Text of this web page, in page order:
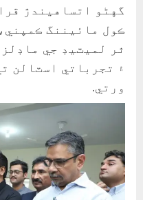
گهڻو اتساهيندڙ
ڪول مائيننگ
ٿر لميٽيڊ جي
۽ تجرباتي اسٽالن
ورتي.